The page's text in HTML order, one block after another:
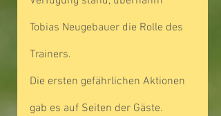
Tobias Neugebauer die Rolle des
Trainers.
Die ersten gefährlichen Aktionen
gab es auf Seiten der Gäste.